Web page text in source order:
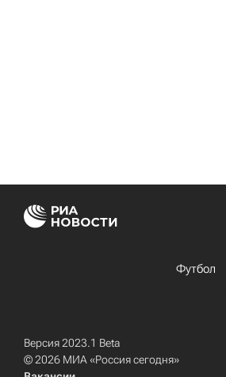
Футбол
Версия 2023.1 Beta
© 2026 МИА «Россия сегодня»